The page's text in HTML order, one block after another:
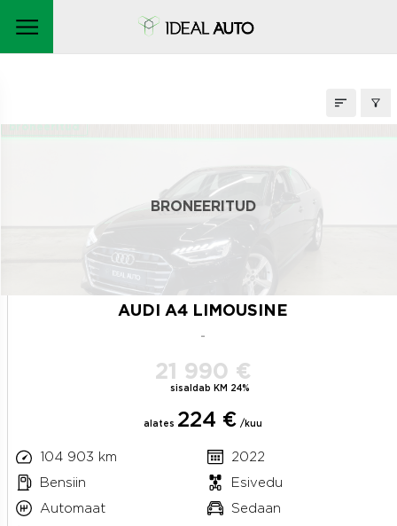
broneeritud
BRONEERITUD
AUDI A4 LIMOUSINE
-
21 990 €
sisaldab KM 24%
alates 224 € /kuu
104 903 km
2022
Bensiin
Esivedu
Automaat
Sedaan